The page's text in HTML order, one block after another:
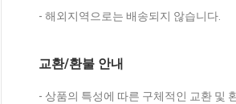
- 해외지역으로는 배송되지 않습니다.
교환/환불 안내
- 상품의 특성에 따른 구체적인 교환 및